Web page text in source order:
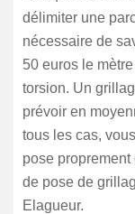
délimiter une
nécessaire de
50 euros le
torsion. Un
prévoir en
tous les cas,
pose proprement
de pose de
Elagueur.